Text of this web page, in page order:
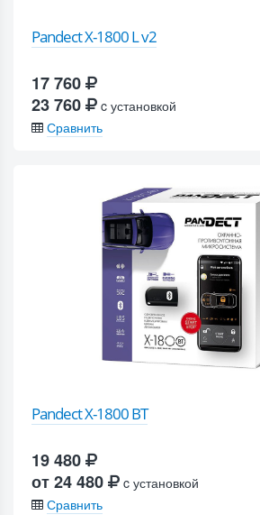
Pandect X-1800 L v2
17 760
23 760
c установкой
Сравнить
Pandect X-1800 BT
19 480
от 24 480
c установкой
Сравнить